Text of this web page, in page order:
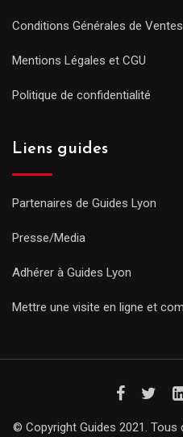
Conditions Générales de Ventes
Mentions Légales et CGU
Politique de confidentialité
Liens guides
Partenaires de Guides Lyon
Presse/Media
Adhérer à Guides Lyon
Mettre une visite en ligne et
© Copyright Guides 2021. Tous